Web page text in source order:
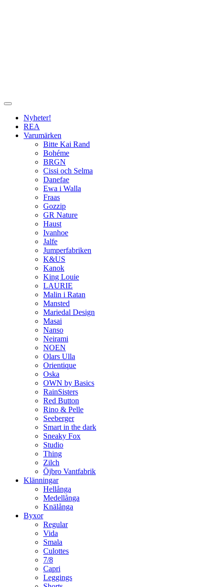
Nyheter!
REA
Varumärken
Bitte Kai Rand
Bohéme
BRGN
Cissi och Selma
Danefae
Ewa i Walla
Fraas
Gozzip
GR Nature
Haust
Ivanhoe
Jalfe
Jumperfabriken
K&US
Kanok
King Louie
LAURIE
Malin i Ratan
Mansted
Mariedal Design
Masai
Nanso
Neirami
NOEN
Olars Ulla
Orientique
Oska
OWN by Basics
RainSisters
Red Button
Rino & Pelle
Seeberger
Smart in the dark
Sneaky Fox
Studio
Thing
Zilch
Öjbro Vantfabrik
Klänningar
Hellånga
Medellånga
Knälånga
Byxor
Regular
Vida
Smala
Culottes
7/8
Capri
Leggings